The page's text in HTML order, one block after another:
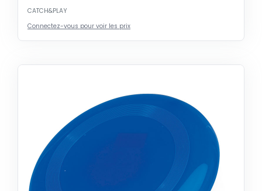
CATCH&PLAY
Connectez-vous pour voir les prix